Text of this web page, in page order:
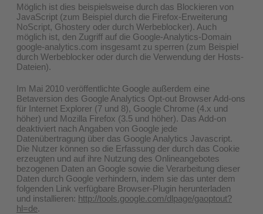
Möglich ist dies beispielsweise durch das Blockieren von
JavaScript (zum Beispiel durch die Firefox-Erweiterung
NoScript, Ghostery oder durch Werbeblocker). Auch
möglich ist, den Zugriff auf die Google-Analytics-Domain
google-analytics.com insgesamt zu sperren (zum Beispiel
durch Werbeblocker oder durch die Verwendung der Hosts-
Dateien).
Im Mai 2010 veröffentlichte Google außerdem eine
Betaversion des Google Analytics Opt-out Browser Add-ons
für Internet Explorer (7 und 8), Google Chrome (4.x und
höher) und Mozilla Firefox (3.5 und höher). Das Add-on
deaktiviert nach Angaben von Google jede
Datenübertragung über das Google Analytics Javascript.
Die Nutzer können so die Erfassung der durch das Cookie
erzeugten und auf ihre Nutzung des Onlineangebotes
bezogenen Daten an Google sowie die Verarbeitung dieser
Daten durch Google verhindern, indem sie das unter dem
folgenden Link verfügbare Browser-Plugin herunterladen
und installieren: http://tools.google.com/dlpage/gaoptout?
hl=de.